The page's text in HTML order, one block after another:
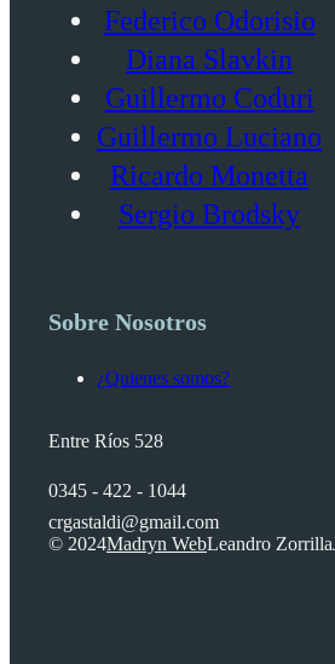
Federico Odorisio
Diana Slavkin
Guillermo Coduri
Guillermo Luciano
Ricardo Monetta
Sergio Brodsky
Sobre Nosotros
¿Quienes somos?
Entre Ríos 528
0345 - 422 - 1044
crgastaldi@gmail.com
© 2024Madryn WebLeandro Zorrilla